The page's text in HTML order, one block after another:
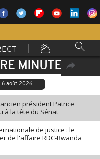
MINUTE
6 août 2026
président Patrice
à la tête du Sénat
de justice : le
de l'affaire RDC-Rwanda